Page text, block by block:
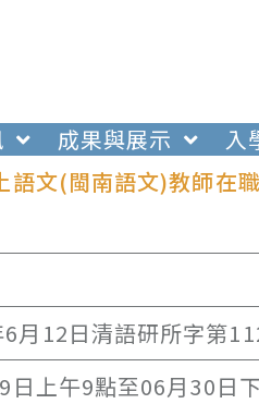
成果與展示 入
文(閩南語文)教師在
月12日清語研所字第
日上午9點至06月30日